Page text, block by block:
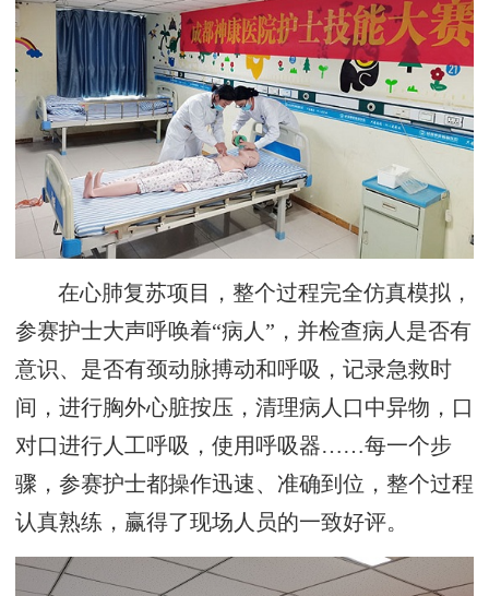
在心肺复苏项目，整个过程完全仿真模拟，
参赛护士大声呼唤着“病人”，并检查病人是否有
意识、是否有颈动脉搏动和呼吸，记录急救时
间，进行胸外心脏按压，清理病人口中异物，口
对口进行人工呼吸，使用呼吸器……每一个步
骤，参赛护士都操作迅速、准确到位，整个过程
认真熟练，赢得了现场人员的一致好评。